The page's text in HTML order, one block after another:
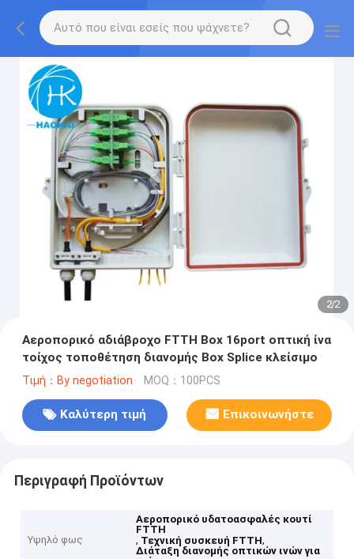
2/2
Αεροπορικό αδιάβροχο FTTH Box 16port οπτική ίνα
τοίχος τοποθέτηση διανομής Box Splice κλείσιμο
Τιμή：By negotiation MOQ：100PCS
Καλύτερη τιμή Επικοινωνήστε
Περιγραφή Προϊόντων
Υψηλό φως
Αεροπορικό υδατοασφαλές κουτί
FTTH
, Τεχνική συσκευή FTTH,
Διάταξη διανομής οπτικών ινών για